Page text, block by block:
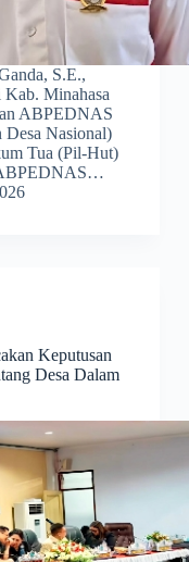
S.E.,
Minahasa
ABPEDNAS
Desa Nasional)
Tua (Pil-Hut)
Keputusan
Desa Dalam